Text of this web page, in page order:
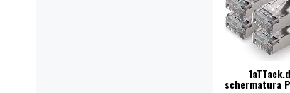
schermatura